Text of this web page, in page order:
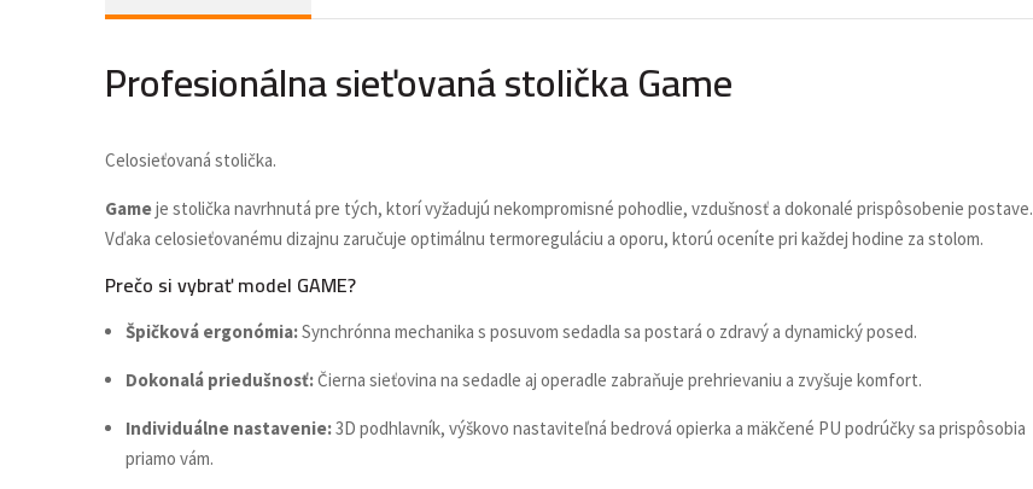
Profesionálna sieťovaná stolička Game
Celosieťovaná stolička.
Gameje stolička navrhnutá pre tých, ktorí vyžadujú nekompromisné pohodlie, vzdušnosť a dokonalé prispôsobenie postave.
Vďaka celosieťovanému dizajnu zaručuje optimálnu termoreguláciu a oporu, ktorú oceníte pri každej hodine za stolom.
Prečo si vybrať model GAME?
Špičková ergonómia:Synchrónna mechanika s posuvom sedadla sa postará o zdravý a dynamický posed.
Dokonalá priedušnosť:Čierna sieťovina na sedadle aj operadle zabraňuje prehrievaniu a zvyšuje komfort.
Individuálne nastavenie:3D podhlavník, výškovo nastaviteľná bedrová opierka a mäkčené PU podrúčky sa prispôsobia
priamo vám.